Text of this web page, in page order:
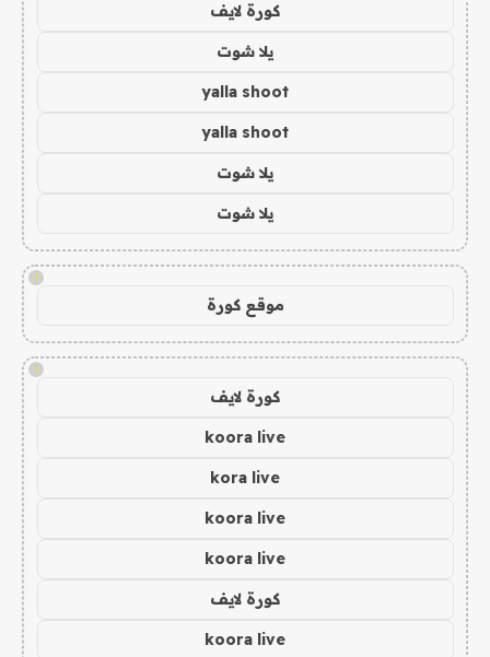
كورة لايف
يلا شوت
yalla shoot
yalla shoot
يلا شوت
يلا شوت
!
موقع كورة
!
كورة لايف
koora live
kora live
koora live
koora live
كورة لايف
koora live